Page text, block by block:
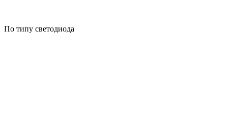
По типу светодиода